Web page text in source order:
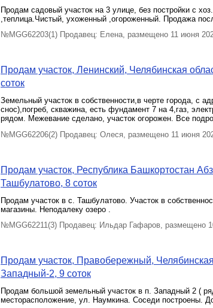
Продам садовый участок на 3 улице, без постройки с
,теплица.Чистый, ухоженный ,огороженный. Продажа
№MGG62203(1) Продавец: Елена, размещено 11 июня
Продам участок, Ленинский, Челябинская
соток
Земельный участок в собственности,в черте города, с
снос),погреб, скважина, есть фундамент 7 на 4,газ,
рядом. Межевание сделано, участок огорожен. Все
№MGG62206(2) Продавец: Олеся, размещено 11 июня
Продам участок, Республика Башкортостан
Ташбулатово, 8 соток
Продам участок в с. Ташбулатово. Участок в
магазины. Неподалеку озеро .
№MGG62211(3) Продавец: Ильдар Гафаров, размещено
Продам участок, Правобережный,
Западный-2, 9 соток
Продам большой земельный участок в п. Западный 2 (
месторасположение, ул. Наумкина. Соседи построены.